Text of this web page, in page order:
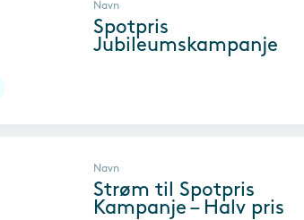
Navn
Spotpris
Jubileumskampanje
Navn
Strøm til Spotpris
Kampanje – Halv pris